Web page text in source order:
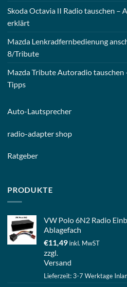
Skoda Octavia II Radio tauschen –
erklärt
Mazda Lenkradfernbedienung
8/Tribute
Mazda Tribute Autoradio tauschen
Tipps
Auto-Lautsprecher
radio-adapter shop
Ratgeber
PRODUKTE
VW Polo 6N2 Radio
Ablagefach
€11,49 inkl. MwST
zzgl.
Versand
Lieferzeit: 3-7 Werktage